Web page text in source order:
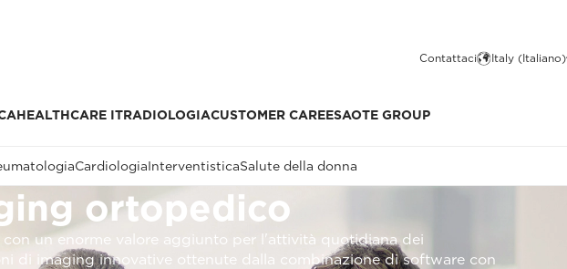
Contattaci Italy (Italiano)
HEALTHCARE ITRADIOLOGIACUSTOMER CAREESAOTE GROUP
CardiologiaInterventisticaSalute della donna
ortopedico
con un enorme valore aggiunto per l'attività quotidiana dei
di imaging innovative ottenute dalla combinazione di software con